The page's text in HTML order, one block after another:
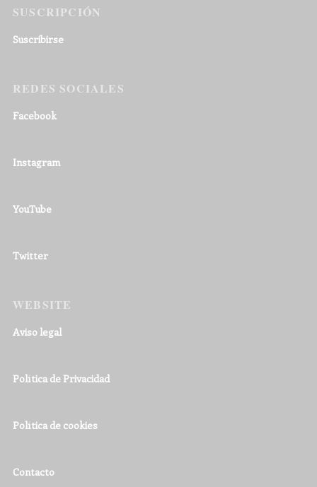
SUSCRIPCIÓN
Suscribirse
REDES SOCIALES
Facebook
Instagram
YouTube
Twitter
WEBSITE
Aviso legal
Política de Privacidad
Política de cookies
Contacto